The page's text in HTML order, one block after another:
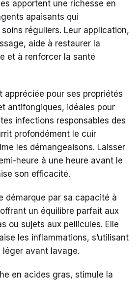
apportent une richesse en
apaisants qui
réguliers. Leur application,
aide à restaurer la
et à renforcer la santé
appréciée pour ses propriétés
antifongiques, idéales pour
infections responsables des
profondément le cuir
les démangeaisons. Laisser
heure à une heure avant le
son efficacité.
démarque par sa capacité à
un équilibre parfait aux
ou sujets aux pellicules. Elle
les inflammations, s’utilisant
léger avant lavage.
en acides gras, stimule la